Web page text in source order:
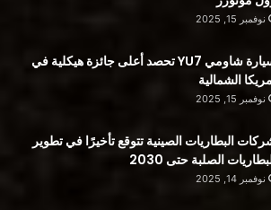
تطرح مفهوم جديد للمركبات
نوفمبر 15, 2025
سيارة شاومي YU7 تحصد أعلى جائزة هيكلية في
الشمالية
نوفمبر 15, 2025
البطاريات الصينية تتوقع تأخيرًا في تطوير
الصلبة حتى 2030
نوفمبر 14, 2025